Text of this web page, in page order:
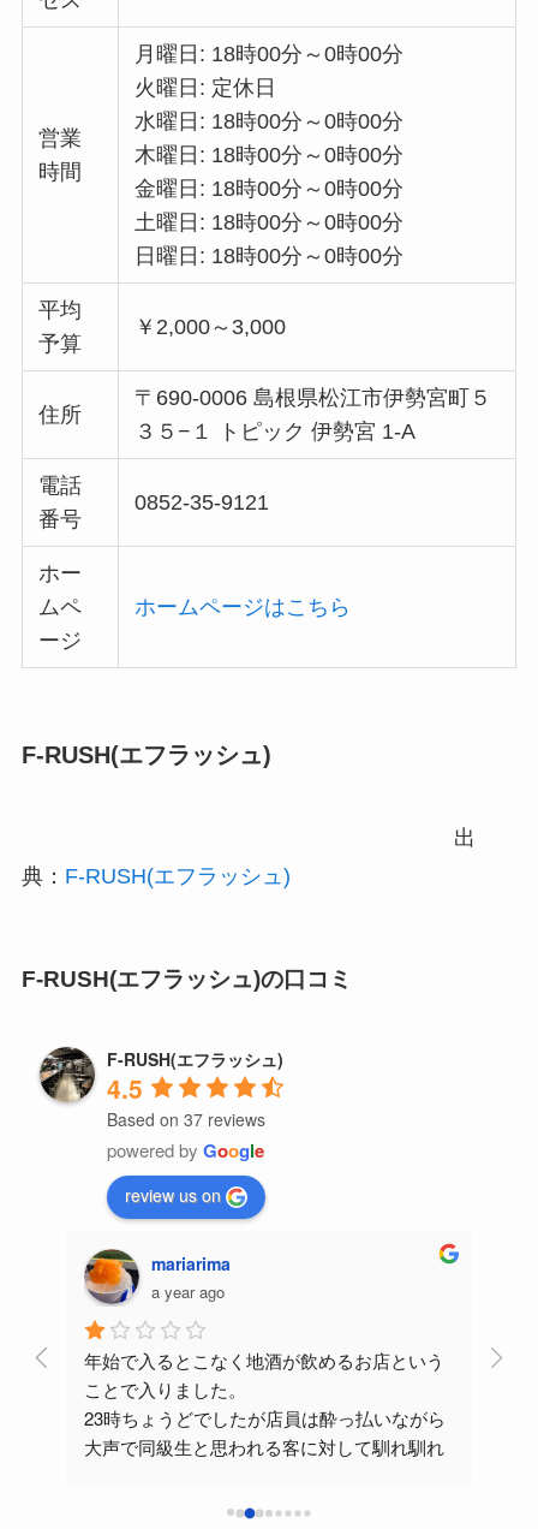
営業
時間
月曜日: 18時00分～0時00分
火曜日: 定休日
水曜日: 18時00分～0時00分
木曜日: 18時00分～0時00分
金曜日: 18時00分～0時00分
土曜日: 18時00分～0時00分
日曜日: 18時00分～0時00分
平均
予算
￥2,000～3,000
住所
〒690-0006 島根県松江市伊勢宮町５
３５−１ トピック 伊勢宮 1-A
電話
番号
0852-35-9121
ホー
ムペ
ージ
ホームページはこちら
F-RUSH(エフラッシュ)
出
典： F-RUSH(エフラッシュ)
F-RUSH(エフラッシュ)の口コミ
F-RUSH(エフラッシュ)
4.5
Based on 37 reviews
powered by Google
review us on
mariarima
a year ago
年始で入るとこなく地酒が飲めるお店という
ことで入りました。
23時ちょうどでしたが店員は酔っ払いながら
大声で同級生と思われる客に対して馴れ馴れ
チーズの盛り合わせを注文しましたが、その
金